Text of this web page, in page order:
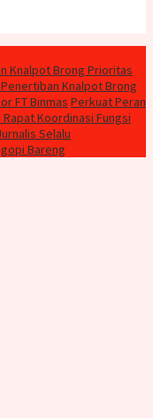
Knalpot Brong Prioritas
Knalpot Brong
FT Binmas Perkuat Peran
Koordinasi Fungsi
Selalu
Bareng